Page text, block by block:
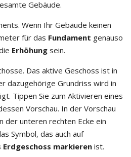
Gebäude.
Wenn Ihr Gebäude keinen
für das Fundament genauso
Erhöhung sein.
Das aktive Geschoss ist in
dazugehörige Grundriss wird in
Tippen Sie zum Aktivieren eines
Vorschau. In der Vorschau
der unteren rechten Ecke ein
Symbol, das auch auf
Erdgeschoss markieren ist.